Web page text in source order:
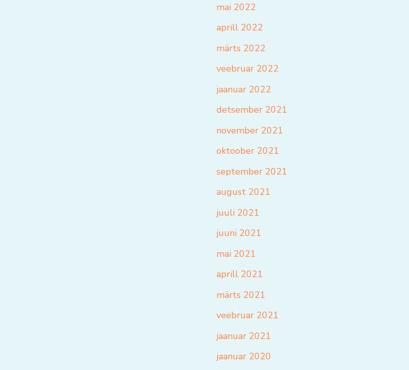
mai 2022
aprill 2022
märts 2022
veebruar 2022
jaanuar 2022
detsember 2021
november 2021
oktoober 2021
september 2021
august 2021
juuli 2021
juuni 2021
mai 2021
aprill 2021
märts 2021
veebruar 2021
jaanuar 2021
jaanuar 2020